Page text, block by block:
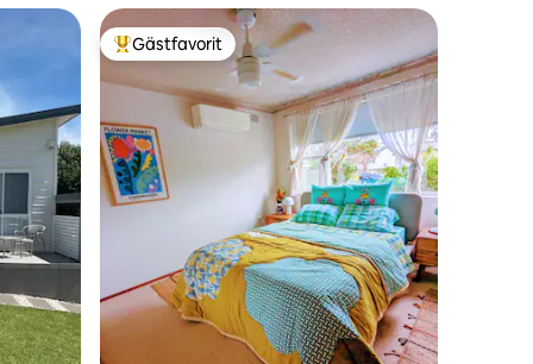
Populär gästfavorit
Gästfavorit